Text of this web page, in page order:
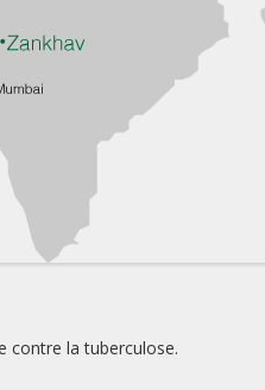
contre la tuberculose.